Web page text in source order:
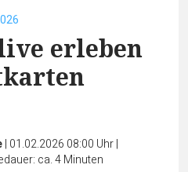
erleben
| 01.02.2026 08:00 Uhr|
ca. 4 Minuten